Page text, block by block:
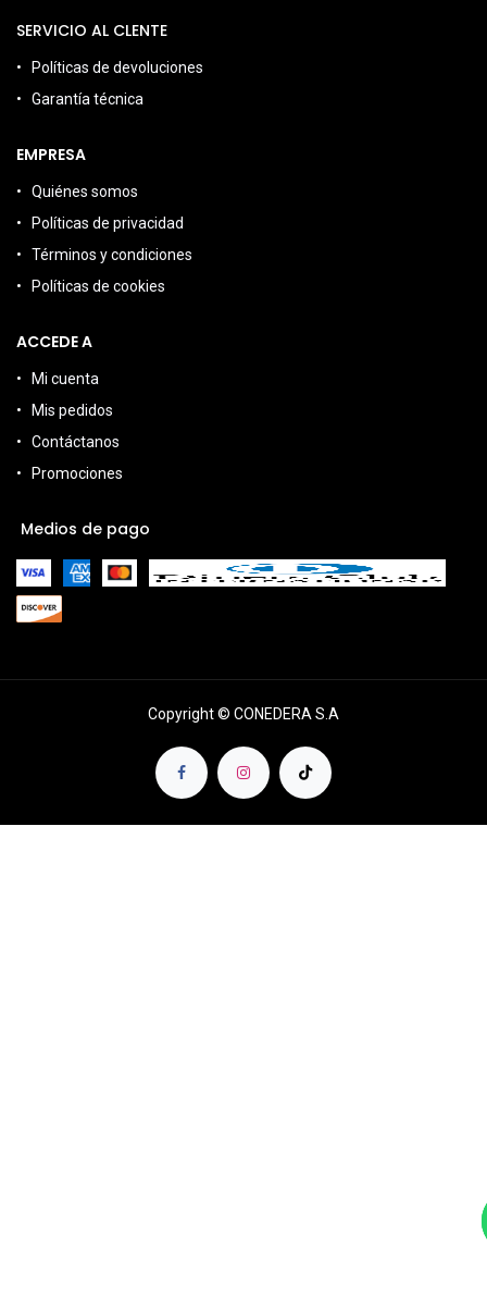
SERVICIO AL CLENTE
Políticas de devoluciones
Garantía técnica
EMPRESA
Quiénes somos
Políticas de privacidad
Términos y condiciones
Políticas de cookies
ACCEDE A
Mi cuenta
Mis pedidos
Contáctanos
Promociones
Medios de pago
Copyright © CONEDERA S.A